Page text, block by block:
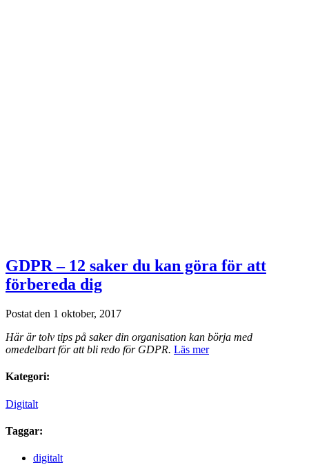
GDPR – 12 saker du kan göra för att
förbereda dig
Postat den 1 oktober, 2017
Här är tolv tips på saker din organisation kan börja med
omedelbart för att bli redo för GDPR. Läs mer
Kategori:
Digitalt
Taggar:
digitalt